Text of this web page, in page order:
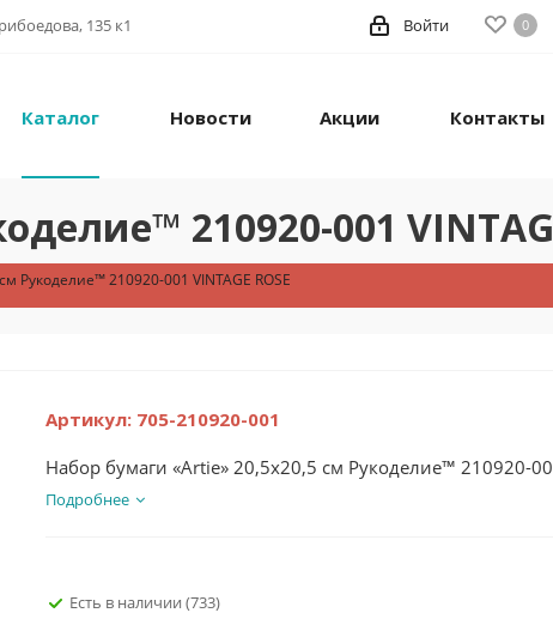
135 к1 0
Войти
Каталог Новости Акции Контакты
210920-001
Рукоделие™ 210920-001 VINTAGE ROSE
Артикул: 705-210920-001
Набор бумаги «Artie» 20,5х20,5 см Рукоделие™ 210920-
Подробнее
Есть в наличии (733)